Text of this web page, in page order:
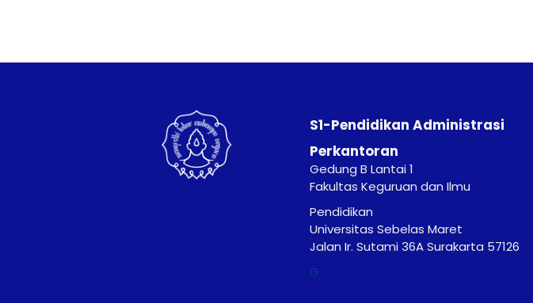
S1-Pendidikan Administrasi
Perkantoran
Gedung B Lantai 1
Fakultas Keguruan dan Ilmu
Pendidikan
Universitas Sebelas Maret
Jalan Ir. Sutami 36A Surakarta 57126
G